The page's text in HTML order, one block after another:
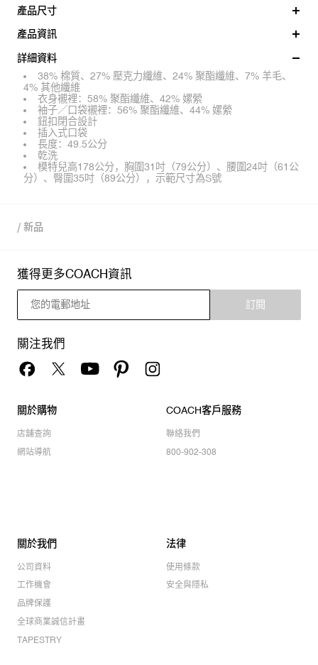
產品尺寸
產品資訊
詳細資料
38% 棉質、27% 壓克力纖維、24% 聚酯纖維、7% 羊毛、
4% 其他纖維
衣身襯裡：58% 聚酯纖維、42% 嫘縈
袖子／口袋襯裡：56% 聚酯纖維、44% 嫘縈
鈕扣閉合設計
插入式口袋
長度：49.5公分
乾洗
模特兒高178公分，胸圍31吋（79公分）、腰圍24吋（61公
分）、臀圍35吋（89公分），示範尺寸為S號
/ 新品
獲得更多COACH資訊
訂閱
關注我們
關於購物
店舖查詢
網站導航
COACH客戶服務
聯絡我們
800-902-308
關於我們
公司資料
工作機會
品牌保護
全球商業誠信計畫
TAPESTRY
法律
使用條款
安全與隱私